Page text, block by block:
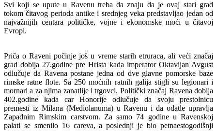
Svi koji se upute u Ravenu treba da znaju da je ovaj stari grad
tokom čitavog perioda antike i srednjeg veka predstavljao jedan od
najvažnijih centara političke, vojne i ekonomske moći u čitavoj
Evropi.
Priča o Raveni počinje još u vreme starih etruraca, ali veći značaj
grad dobija 27.godine pre Hrista kada imperator Oktavijan Avgust
odlučuje da Ravena postane jedna od dve glavne pomorske baze
rimske ratne flote. Sa 250 moćnih ratnih galija stigli su legionari i
mornari a za njima zanatlije i trgovci. Politički značaj Ravena dobija
402.godine kada car Honorije odlučuje da svoju prestolnicu
premesti iz Milana (Mediolanuma) u Ravenu i da odatle upravlja
Zapadnim Rimskim carstvom. Za samo 74 godine u Ravenskoj
palati se smenilo 16 careva, a poslednji je bio petnaestogodišnji